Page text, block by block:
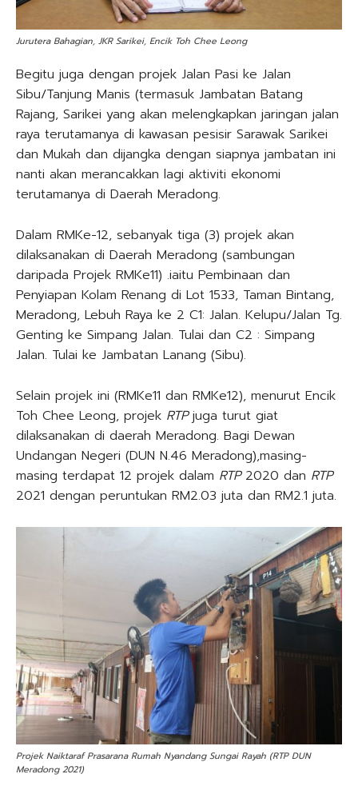
Jurutera Bahagian, JKR Sarikei, Encik Toh Chee Leong
Begitu juga dengan projek Jalan Pasi ke Jalan
Sibu/Tanjung Manis (termasuk Jambatan Batang
Rajang, Sarikei yang akan melengkapkan jaringan jalan
raya terutamanya di kawasan pesisir Sarawak Sarikei
dan Mukah dan dijangka dengan siapnya jambatan ini
nanti akan merancakkan lagi aktiviti ekonomi
terutamanya di Daerah Meradong.
Dalam RMKe-12, sebanyak tiga (3) projek akan
dilaksanakan di Daerah Meradong (sambungan
daripada Projek RMKe11) .iaitu Pembinaan dan
Penyiapan Kolam Renang di Lot 1533, Taman Bintang,
Meradong, Lebuh Raya ke 2 C1: Jalan. Kelupu/Jalan Tg.
Genting ke Simpang Jalan. Tulai dan C2 : Simpang
Jalan. Tulai ke Jambatan Lanang (Sibu).
Selain projek ini (RMKe11 dan RMKe12), menurut Encik
Toh Chee Leong, projek RTPjuga turut giat
dilaksanakan di daerah Meradong. Bagi Dewan
Undangan Negeri (DUN N.46 Meradong),masing-
masing terdapat 12 projek dalam RTP2020 dan RTP
2021 dengan peruntukan RM2.03 juta dan RM2.1 juta.
Projek Naiktaraf Prasarana Rumah Nyandang Sungai Rayah (RTP DUN
Meradong 2021)